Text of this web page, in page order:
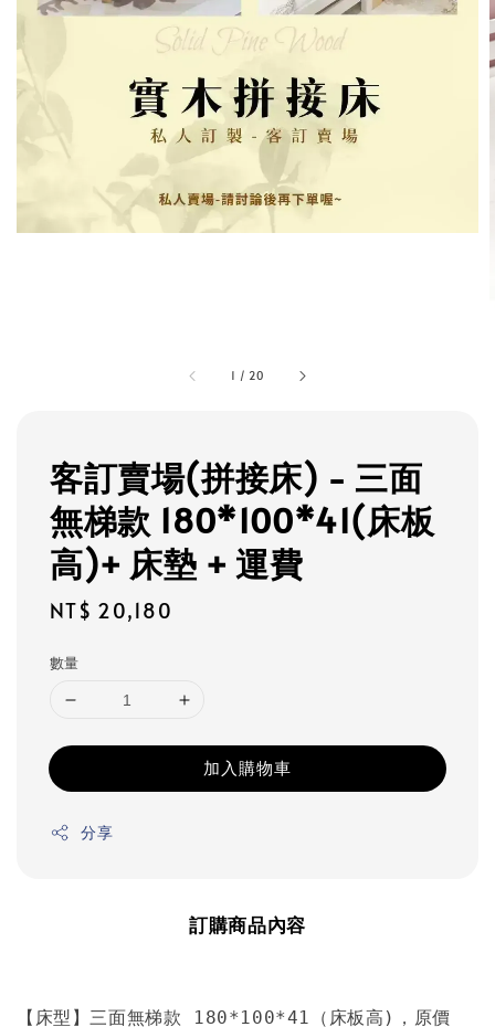
1 / 20
客訂賣場(拼接床) - 三面
無梯款 180*100*41(床板
高)+ 床墊 + 運費
Regular
NT$ 20,180
數量
加入購物車
分享
訂購商品內容
【床型】三面無梯款 180*100*41（床板高)，原價